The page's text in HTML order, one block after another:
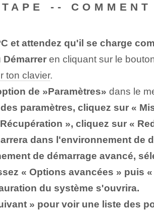
--
et attendez qu'il se charge
Démarreren cliquant sur le
ton clavier.
‌de ​»Paramètres» dans le
paramètres, cliquez sur «
», cliquez sur «
dans l'environnement de
de démarrage avancé,
« Options avancées » puis
du système s'ouvrira.
» pour voir une liste des